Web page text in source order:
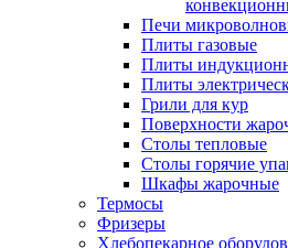
Печи
Плиты газовые
Плиты
Плиты
Грили для кур
Поверхности
Столы тепловые
Столы горячие
Шкафы жарочные
Термосы
Фризеры
Хлебопекарное